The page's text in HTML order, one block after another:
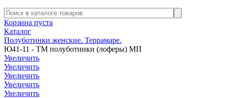
Корзина пуста
Каталог
Полуботинки женские. Террамаре.
Ю41-11 - ТМ полуботинки (лоферы) МП
Увеличить
Увеличить
Увеличить
Увеличить
Увеличить